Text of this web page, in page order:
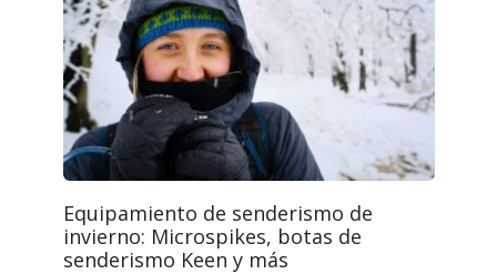
Equipamiento de senderismo de
invierno: Microspikes, botas de
senderismo Keen y más